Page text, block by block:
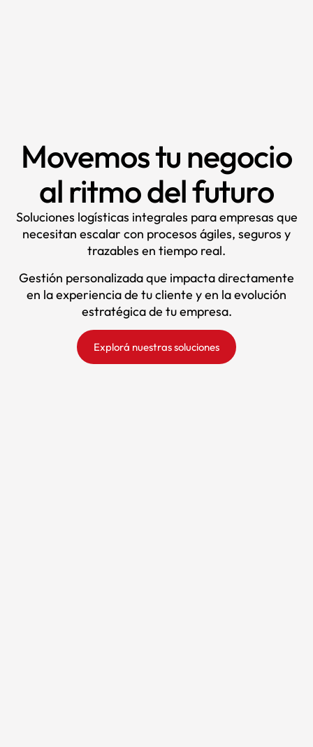
Movemos tu negocio
al ritmo del futuro
Soluciones logísticas integrales para empresas que
necesitan escalar con procesos ágiles, seguros y
trazables en tiempo real.
Gestión personalizada que impacta directamente
en la experiencia de tu cliente y en la evolución
estratégica de tu empresa.
Explorá nuestras soluciones